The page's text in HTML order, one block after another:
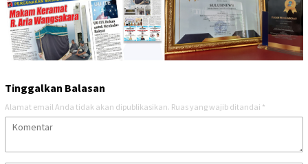
Tinggalkan Balasan
Alamat email Anda tidak akan dipublikasikan. Ruas yang wajib ditandai *